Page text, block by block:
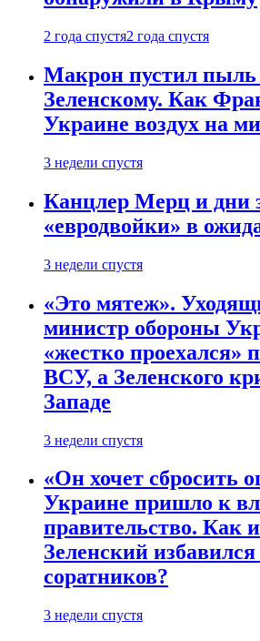
2 года спустя2 года спустя
Макрон пустил пыль
Зеленскому. Как
Украине воздух на
3 недели спустя
Канцлер Мерц и дни
«евродвойки» в
3 недели спустя
«Это мятеж».
министр обороны
«жестко проехался»
ВСУ, а Зеленского
Западе
3 недели спустя
«Он хочет сбросить
Украине пришло к
правительство. Как
Зеленский
соратников?
3 недели спустя